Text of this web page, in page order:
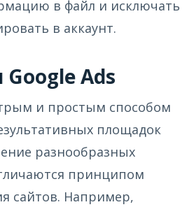
в файл и исключать
в аккаунт.
Ads
и простым способом
площадок
разнообразных
принципом
сайтов. Например,